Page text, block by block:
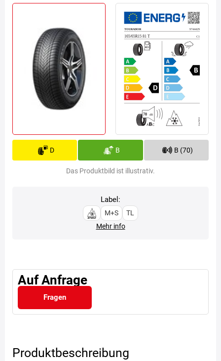
D B B (70)
Das Produktbild ist illustrativ.
Label:
M+S
TL
Mehr info
Auf Anfrage
Fragen
Produktbeschreibung